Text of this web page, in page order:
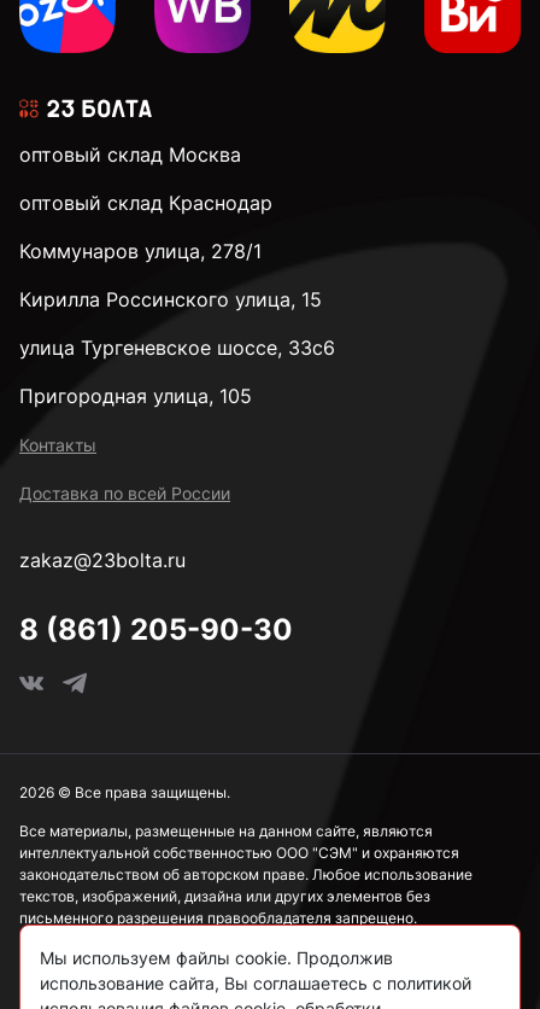
оптовый склад Москва
оптовый склад Краснодар
Коммунаров улица, 278/1
Кирилла Россинского улица, 15
улица Тургеневское шоссе, 33с6
Пригородная улица, 105
Контакты
Доставка по всей России
zakaz@23bolta.ru
8 (861) 205-90-30
Все материалы, размещенные на данном сайте, являются
интеллектуальной собственностью ООО "СЭМ" и охраняются
законодательством об авторском праве. Любое использование
текстов, изображений, дизайна или других элементов без
письменного разрешения правообладателя запрещено.
Информация, представленная на сайте, носит исключительно
ознакомительный характер и не может рассматриваться как
публичная оферта в соответствии со ст. 437 ГК РФ.
2026 © Все права защищены.
Мы используем файлы cookie. Продолжив
использование сайта, Вы соглашаетесь с политикой